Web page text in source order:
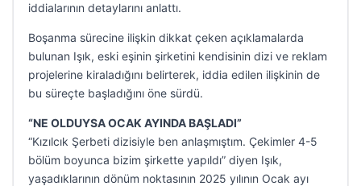
iddialarının detaylarını anlattı.
Boşanma sürecine ilişkin dikkat çeken açıklamalarda
bulunan Işık, eski eşinin şirketini kendisinin dizi ve reklam
projelerine kiraladığını belirterek, iddia edilen ilişkinin de
bu süreçte başladığını öne sürdü.
“NE OLDUYSA OCAK AYINDA BAŞLADI”
“Kızılcık Şerbeti dizisiyle ben anlaşmıştım. Çekimler 4-5
bölüm boyunca bizim şirkette yapıldı” diyen Işık,
yaşadıklarının dönüm noktasının 2025 yılının Ocak ayı